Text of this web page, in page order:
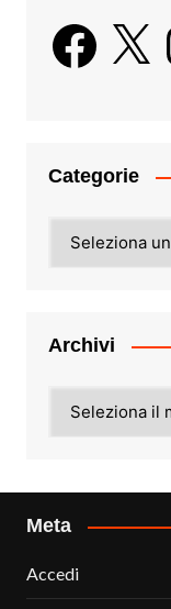
Facebook
X
Categorie
Archivi
Meta
Accedi